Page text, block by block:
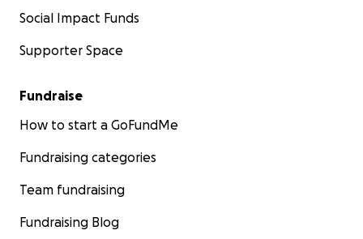
Social Impact Funds
Supporter Space
Fundraise
How to start a GoFundMe
Fundraising categories
Team fundraising
Fundraising Blog